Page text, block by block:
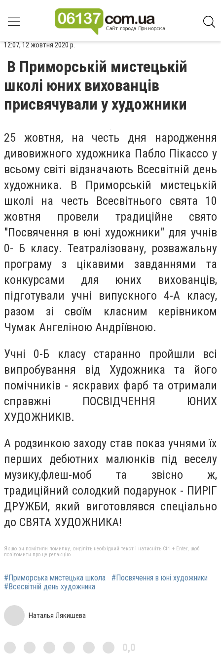
12:07, 12 жовтня 2020 р.
В Приморській мистецькій
школі юних вихованців
присвячували у художники
25 жовтня, на честь дня народження
дивовижного художника Пабло Пікассо у
всьому світі відзначають Всесвітній день
художника. В Приморській мистецькій
школі на честь Всесвітнього свята 10
жовтня провели традиційне свято
"Посвячення в юні художники" для учнів
0- Б класу. Театралізовану, розважальну
програму з цікавими завданнями та
конкурсами для юних вихованців,
підготували учні випускного 4-А класу,
разом зі своїм класним керівником
Чумак Ангеліною Андріївною.
Учні 0-Б класу старанно пройшли всі
випробування від Художника та його
помічників - яскравих фарб та отримали
справжні ПОСВІДЧЕННЯ ЮНИХ
ХУДОЖНИКІВ.
А родзинкою заходу став показ учнями їх
перших дебютних малюнків під веселу
музику,флеш-моб та звісно ж,
традиційний солодкий подарунок - ПИРІГ
ДРУЖБИ, який виготовлявся спеціально
до СВЯТА ХУДОЖНИКА!
Якщо ви помітили помилку, виділіть необхідний текст і натисніть Ctrl + Enter, щоб
повідомити про це редакцію
#Приморська мистецька школа
#Посвячення в юні художники
#Всесвітній день художника
Наталья Лякишева
0,0